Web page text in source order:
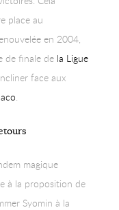
place au
en 2004,
de finale de la Ligue
face aux
magique
à la proposition de
Syomin à la